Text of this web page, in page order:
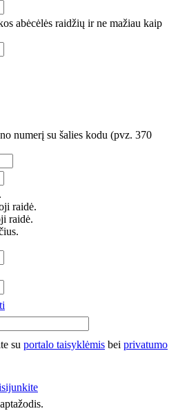
abėcėlės raidžių ir ne mažiau kaip
numerį su šalies kodu (pvz. 370
raidė.
raidė.
su portalo taisyklėmis bei privatumo